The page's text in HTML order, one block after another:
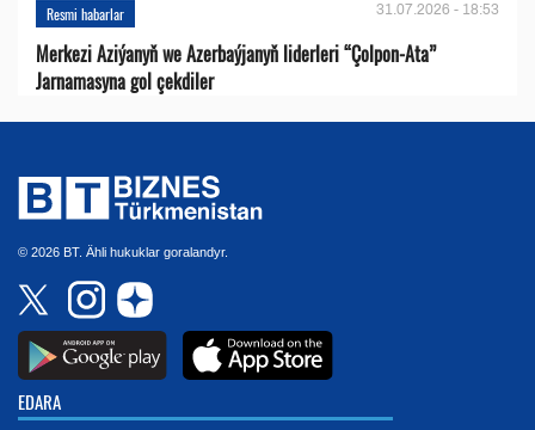
Resmi habarlar 31.07.2026 - 18:53
Merkezi Aziýanyň we Azerbaýjanyň liderleri “Çolpon-Ata”
Jarnamasyna gol çekdiler
© 2026 BT. Ähli hukuklar goralandyr.
EDARA